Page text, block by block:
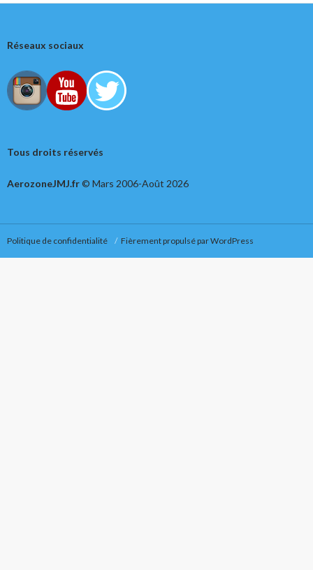
Réseaux sociaux
Tous droits réservés
AerozoneJMJ.fr© Mars 2006-Août 2026
Politique de confidentialité Fièrement propulsé par WordPress